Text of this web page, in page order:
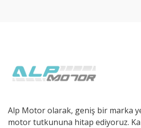
Alp Motor olarak, geniş bir marka
motor tutkununa hitap ediyoruz.